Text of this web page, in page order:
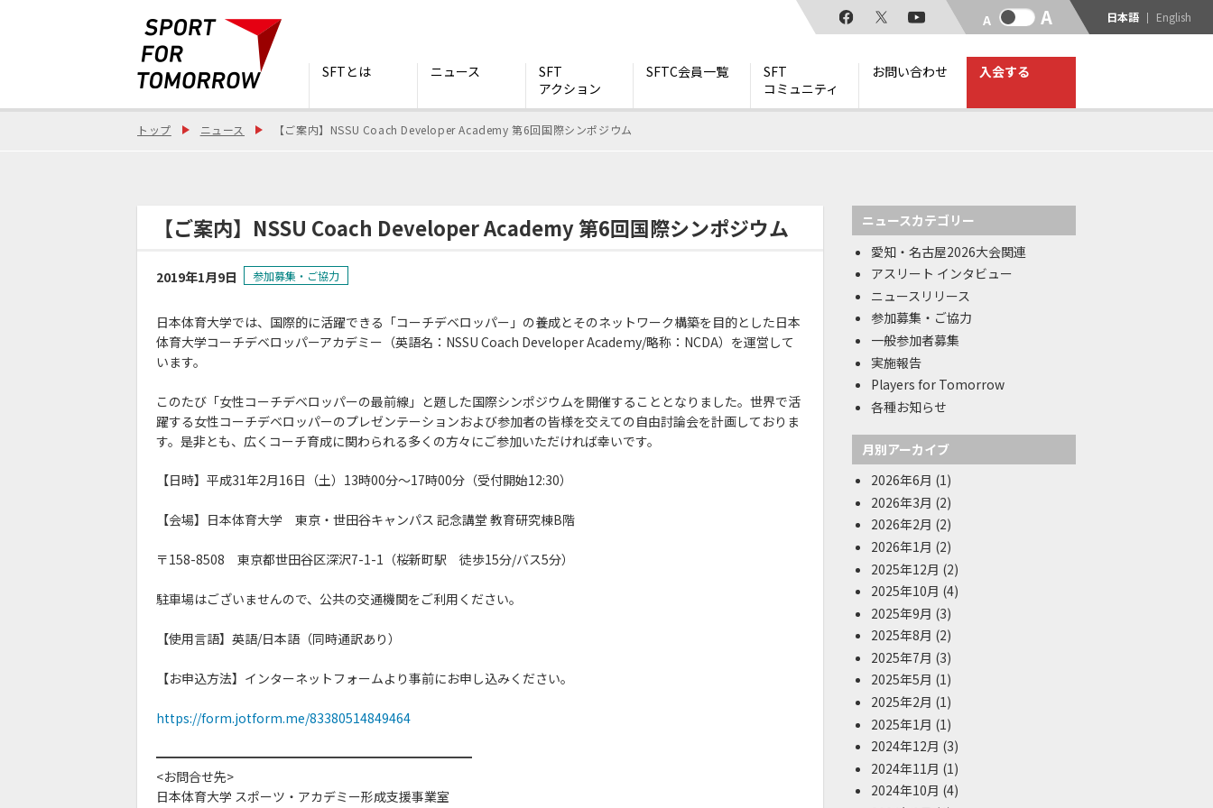
SFTとは ニュース
SFT
アクション
SFTC会員一覧
SFT
コミュニティ
お問い合わせ 入会する
日本語 English
トップ ニュース 【ご案内】NSSU Coach Developer Academy 第6回国際シンポジウム
【ご案内】NSSU Coach Developer Academy 第6回国際シンポジウム
2019年1月9日 参加募集・ご協力
日本体育大学では、国際的に活躍できる「コーチデベロッパー」の養成とそのネットワーク構築を目的とした日本
体育大学コーチデベロッパーアカデミー（英語名：NSSU Coach Developer Academy/略称：NCDA）を運営して
います。
このたび「女性コーチデベロッパーの最前線」と題した国際シンポジウムを開催することとなりました。世界で活
躍する女性コーチデベロッパーのプレゼンテーションおよび参加者の皆様を交えての自由討論会を計画しておりま
す。是非とも、広くコーチ育成に関わられる多くの方々にご参加いただければ幸いです。
【日時】平成31年2月16日（土）13時00分〜17時00分（受付開始12:30）
【会場】日本体育大学 東京・世田谷キャンパス 記念講堂 教育研究棟B階
〒158-8508 東京都世田谷区深沢7-1-1（桜新町駅 徒歩15分/バス5分）
駐車場はございませんので、公共の交通機関をご利用ください。
【使用言語】英語/日本語（同時通訳あり）
【お申込方法】インターネットフォームより事前にお申し込みください。
https://form.jotform.me/83380514849464
━━━━━━━━━━━━━━━━━━━━━━━━━
<お問合せ先>
日本体育大学 スポーツ・アカデミー形成支援事業室
ニュースカテゴリー
愛知・名古屋2026大会関連
アスリート インタビュー
ニュースリリース
参加募集・ご協力
一般参加者募集
実施報告
Players for Tomorrow
各種お知らせ
月別アーカイブ
2026年6月 (1)
2026年3月 (2)
2026年2月 (2)
2026年1月 (2)
2025年12月 (2)
2025年10月 (4)
2025年9月 (3)
2025年8月 (2)
2025年7月 (3)
2025年5月 (1)
2025年2月 (1)
2025年1月 (1)
2024年12月 (3)
2024年11月 (1)
2024年10月 (4)